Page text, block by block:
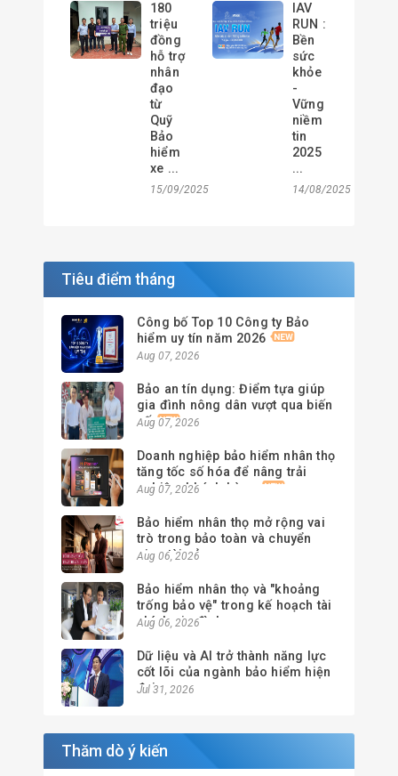
180
triệu
đồng
hỗ trợ
nhân
đạo
từ
Quỹ
Bảo
hiểm
xe ...
15/09/2025
IAV
RUN :
Bền
sức
khỏe
-
Vững
niềm
tin
2025
...
14/08/2025
Tiêu điểm tháng
Công bố Top 10 Công ty Bảo
hiểm uy tín năm 2026
Aug 07, 2026
Bảo an tín dụng: Điểm tựa giúp
gia đình nông dân vượt qua biến
cố
Aug 07, 2026
Doanh nghiệp bảo hiểm nhân thọ
tăng tốc số hóa để nâng trải
nghiệm khách hàng
Aug 07, 2026
Bảo hiểm nhân thọ mở rộng vai
trò trong bảo toàn và chuyển
giao tài sản
Aug 06, 2026
Bảo hiểm nhân thọ và "khoảng
trống bảo vệ" trong kế hoạch tài
chính gia đình
Aug 06, 2026
Dữ liệu và AI trở thành năng lực
cốt lõi của ngành bảo hiểm hiện
đại
Jul 31, 2026
Thăm dò ý kiến